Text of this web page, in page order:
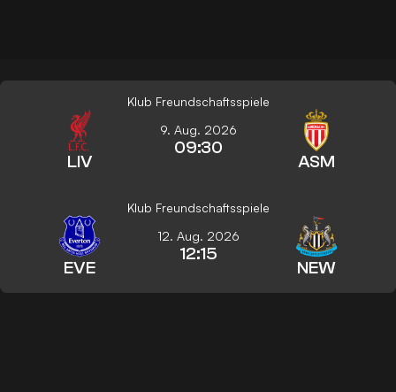
Klub Freundschaftsspiele
LIV
9. Aug. 2026
09:30
ASM
Klub Freundschaftsspiele
EVE
12. Aug. 2026
12:15
NEW